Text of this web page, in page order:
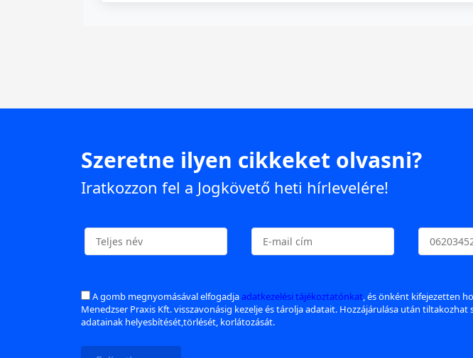
Szeretne ilyen cikkeket olvasni?
Iratkozzon fel a Jogkövető heti hírlevelére!
A gomb megnyomásával elfogadjaadatkezelési tájékoztatónkat, és önként kifejezetten
Menedzser Praxis Kft. visszavonásig kezelje és tárolja adatait. Hozzájárulása után
adatainak helyesbítését,törlését, korlátozását.